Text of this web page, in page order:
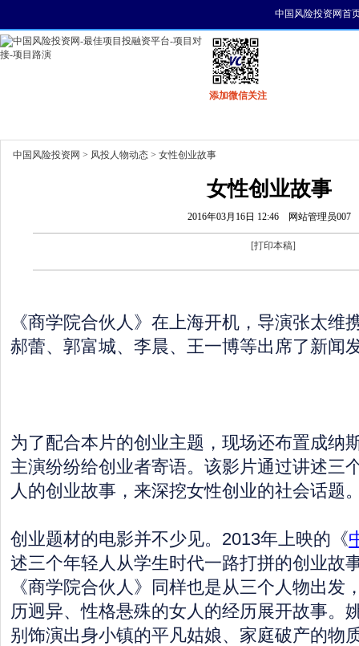
中国风险投资网首
添加微信关注
中国风险投资网 > 风投人物动态 > 女性创业故事
女性创业故事
2016年03月16日 12:46 网站管理员007
[打印本稿]
《商学院合伙人》在上海开机，导演张太维
郝蕾、郭富城、李晨、王一博等出席了新闻
为了配合本片的创业主题，现场还布置成纳
主演纷纷给创业者寄语。该影片通过讲述三
人的创业故事，来深挖女性创业的社会话题
创业题材的电影并不少见。2013年上映的《
述三个年轻人从学生时代一路打拼的创业故
《商学院合伙人》同样也是从三个人物出发
历迥异、性格悬殊的女人的经历展开故事。
别饰演出身小镇的平凡姑娘、家庭破产的物